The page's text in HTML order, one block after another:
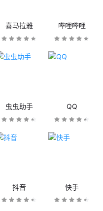
喜马拉雅 哔哩哔哩
虫虫助手 QQ
抖音 快手